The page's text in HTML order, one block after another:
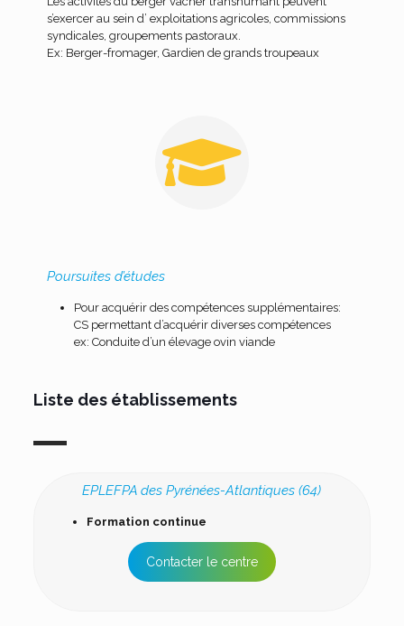
s’exercer au sein d’ exploitations agricoles, commissions
syndicales, groupements pastoraux.
Ex: Berger-fromager, Gardien de grands troupeaux
Poursuites d’études
Pour acquérir des compétences supplémentaires:
CS permettant d’acquérir diverses compétences
ex: Conduite d’un élevage ovin viande
Liste des établissements
EPLEFPA des Pyrénées-Atlantiques (64)
Formation continue
Contacter le centre